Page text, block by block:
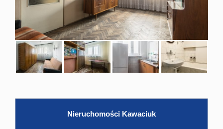
Nieruchomości Kawaciuk